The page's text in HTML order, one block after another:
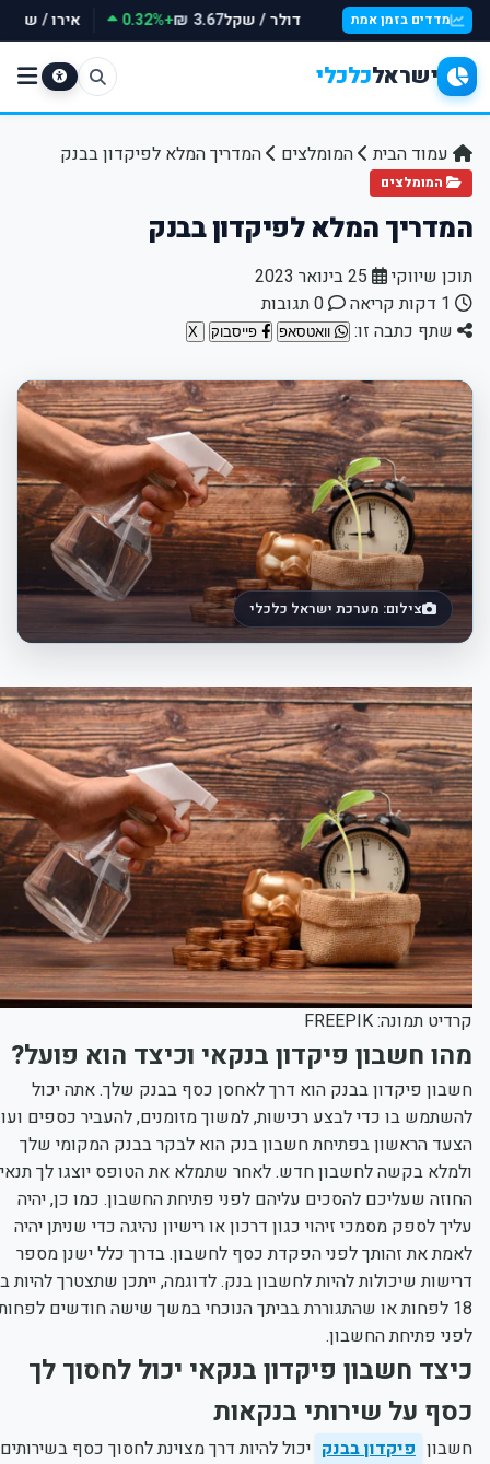
מדדים בזמן אמת דולר / שקל3.67 ₪
+0.32% אירו / שקל
ישראלכלכלי
עמוד הבית המומלצים המדריך המלא לפיקדון בבנק
המומלצים
המדריך המלא לפיקדון בבנק
תוכן שיווקי
25 בינואר 2023
1 דקות קריאה
0 תגובות
שתף כתבה זו:
וואטסאפ פייסבוק X
צילום: מערכת ישראל כלכלי
קרדיט תמונה: FREEPIK
מהו חשבון פיקדון בנקאי וכיצד הוא פועל?
חשבון פיקדון בבנק הוא דרך לאחסן כסף בבנק שלך. אתה יכול
להשתמש בו כדי לבצע רכישות, למשוך מזומנים, להעביר כספים ועוד.
הצעד הראשון בפתיחת חשבון בנק הוא לבקר בבנק המקומי שלך
ולמלא בקשה לחשבון חדש. לאחר שתמלא את הטופס יוצגו לך תנאי
החוזה שעליכם להסכים עליהם לפני פתיחת החשבון. כמו כן, יהיה
עליך לספק מסמכי זיהוי כגון דרכון או רישיון נהיגה כדי שניתן יהיה
לאמת את זהותך לפני הפקדת כסף לחשבון. בדרך כלל ישנן מספר
דרישות שיכולות להיות לחשבון בנק. לדוגמה, ייתכן שתצטרך להיות בן
18 לפחות או שהתגוררת בביתך הנוכחי במשך שישה חודשים לפחות
לפני פתיחת החשבון.
כיצד חשבון פיקדון בנקאי יכול לחסוך לך
כסף על שירותי בנקאות
חשבון פיקדון בבנק יכול להיות דרך מצוינת לחסוך כסף בשירותים